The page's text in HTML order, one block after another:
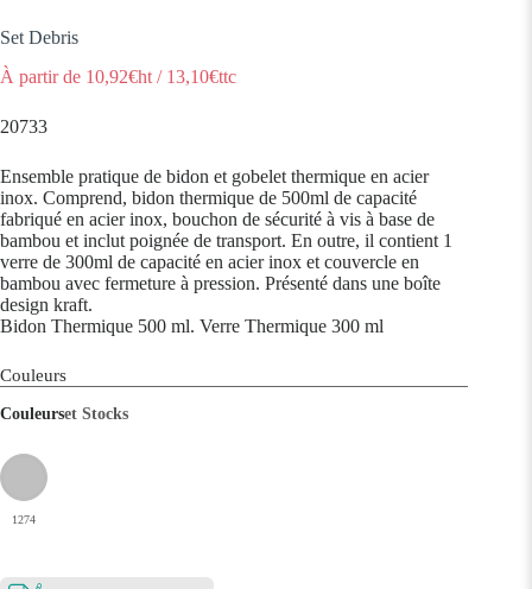
Set Debris
À partir de 10,92€ht / 13,10€ttc
20733
Ensemble pratique de bidon et gobelet thermique en acier
inox. Comprend, bidon thermique de 500ml de capacité
fabriqué en acier inox, bouchon de sécurité à vis à base de
bambou et inclut poignée de transport. En outre, il contient 1
verre de 300ml de capacité en acier inox et couvercle en
bambou avec fermeture à pression. Présenté dans une boîte
design kraft.
Bidon Thermique 500 ml. Verre Thermique 300 ml
Couleurs
Couleurset Stocks
1274